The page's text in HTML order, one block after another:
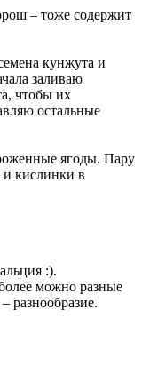
– тоже содержит
кунжута и
заливаю
чтобы их
остальные
ягоды. Пару
и кислинки в
:).
можно разные
разнообразие.